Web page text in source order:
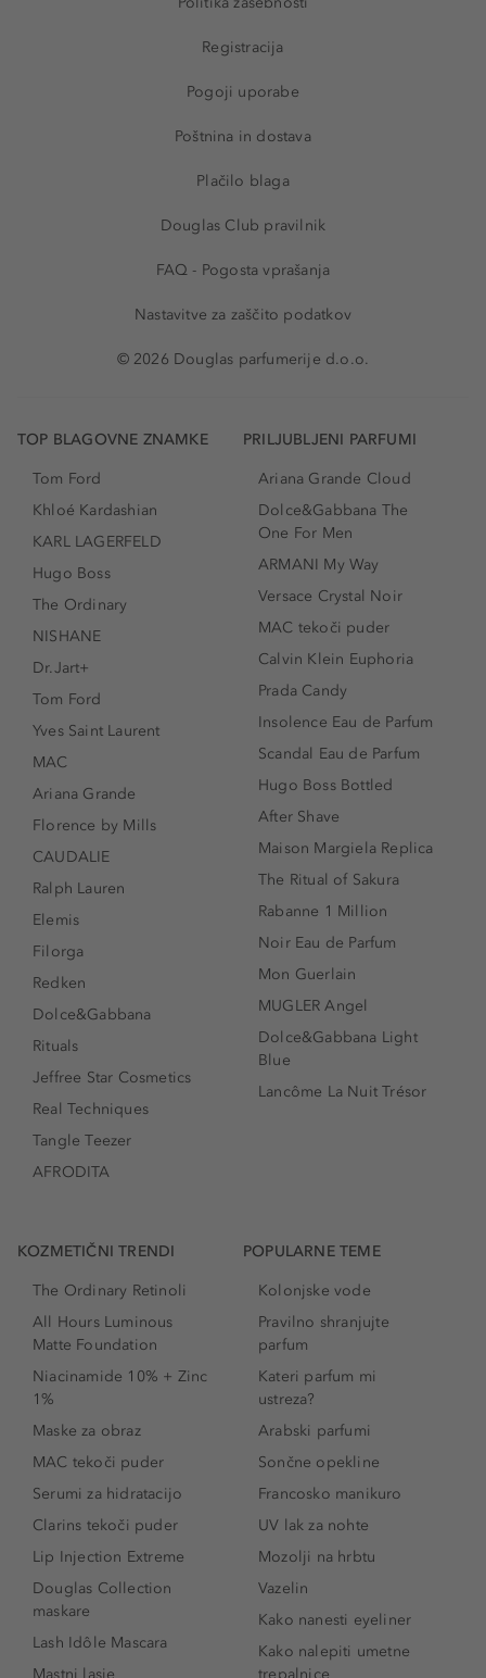
Registracija
Pogoji uporabe
Poštnina in dostava
Plačilo blaga
Douglas Club pravilnik
FAQ - Pogosta vprašanja
Nastavitve za zaščito podatkov
© 2026 Douglas parfumerije d.o.o.
TOP BLAGOVNE ZNAMKE
Tom Ford
Khloé Kardashian
KARL LAGERFELD
Hugo Boss
The Ordinary
NISHANE
Dr.Jart+
Tom Ford
Yves Saint Laurent
MAC
Ariana Grande
Florence by Mills
CAUDALIE
Ralph Lauren
Elemis
Filorga
Redken
Dolce&Gabbana
Rituals
Jeffree Star Cosmetics
Real Techniques
Tangle Teezer
AFRODITA
PRILJUBLJENI PARFUMI
Ariana Grande Cloud
Dolce&Gabbana The
One For Men
ARMANI My Way
Versace Crystal Noir
MAC tekoči puder
Calvin Klein Euphoria
Prada Candy
Insolence Eau de Parfum
Scandal Eau de Parfum
Hugo Boss Bottled
After Shave
Maison Margiela Replica
The Ritual of Sakura
Rabanne 1 Million
Noir Eau de Parfum
Mon Guerlain
MUGLER Angel
Dolce&Gabbana Light
Blue
Lancôme La Nuit Trésor
KOZMETIČNI TRENDI
The Ordinary Retinoli
All Hours Luminous
Matte Foundation
Niacinamide 10% + Zinc
1%
Maske za obraz
MAC tekoči puder
Serumi za hidratacijo
Clarins tekoči puder
Lip Injection Extreme
Douglas Collection
maskare
Lash Idôle Mascara
POPULARNE TEME
Kolonjske vode
Pravilno shranjujte
parfum
Kateri parfum mi
ustreza?
Arabski parfumi
Sončne opekline
Francosko manikuro
UV lak za nohte
Mozolji na hrbtu
Vazelin
Kako nanesti eyeliner
Kako nalepiti umetne